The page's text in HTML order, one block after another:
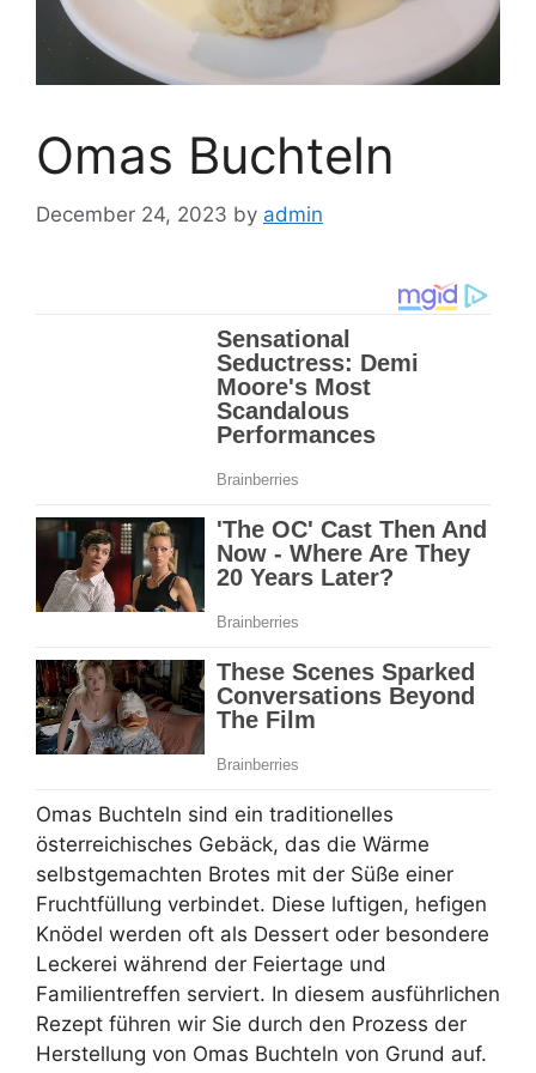
Omas Buchteln
December 24, 2023 by admin
Omas Buchteln sind ein traditionelles
österreichisches Gebäck, das die Wärme
selbstgemachten Brotes mit der Süße einer
Fruchtfüllung verbindet. Diese luftigen, hefigen
Knödel werden oft als Dessert oder besondere
Leckerei während der Feiertage und
Familientreffen serviert. In diesem ausführlichen
Rezept führen wir Sie durch den Prozess der
Herstellung von Omas Buchteln von Grund auf.